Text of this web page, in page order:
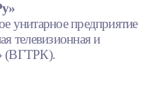
унитарное предприятие
телевизионная и
(ВГТРК).